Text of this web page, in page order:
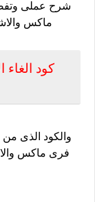
شرح عملى
ماكس
كود
والكود الذى
فرى ماكس